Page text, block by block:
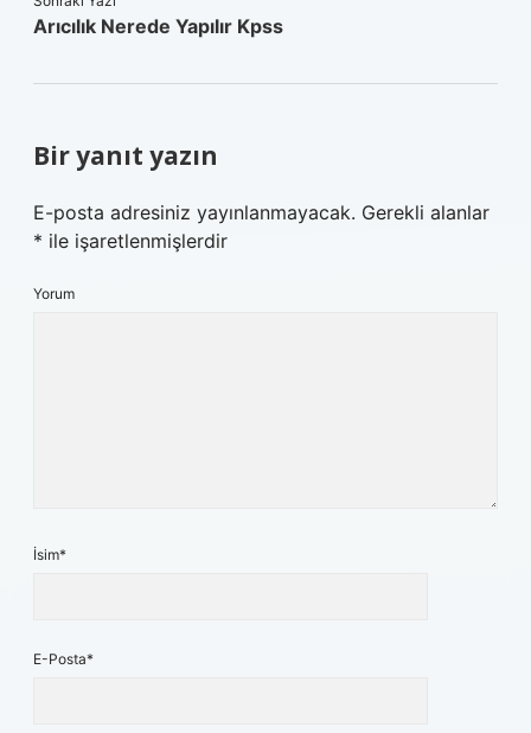
Arıcılık Nerede Yapılır Kpss
Bir yanıt yazın
E-posta adresiniz yayınlanmayacak. Gerekli alanlar
* ile işaretlenmişlerdir
Yorum
İsim*
E-Posta*